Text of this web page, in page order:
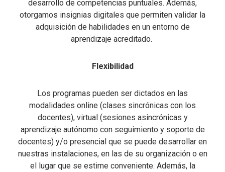
desarrollo de competencias puntuales. Además,
otorgamos insignias digitales que permiten validar la
adquisición de habilidades en un entorno de
aprendizaje acreditado.
Flexibilidad
Los programas pueden ser dictados en las
modalidades online (clases sincrónicas con los
docentes), virtual (sesiones asincrónicas y
aprendizaje autónomo con seguimiento y soporte de
docentes) y/o presencial que se puede desarrollar en
nuestras instalaciones, en las de su organización o en
el lugar que se estime conveniente. Además, la